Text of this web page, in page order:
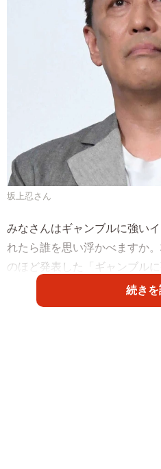
坂上忍さん
みなさんはギャンブルに強い
れたら誰を思い浮かべますか
のほど発表した「ギャンブル
人」によると、総合1位に選ば
した。また、男性部門の1位に
続き